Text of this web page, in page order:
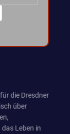
die Dresdner
über
Leben in